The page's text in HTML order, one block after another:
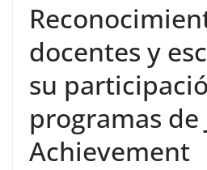
docentes y
su
programas de
Achievement